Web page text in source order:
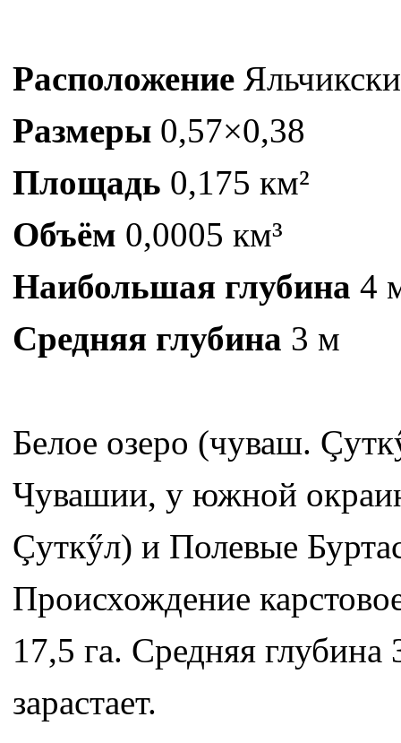
Расположение
Размеры 0,57×0,38
Площадь 0,175 км²
Объём 0,0005 км³
Наибольшая глубина 4
Средняя глубина 3 м
Белое озеро (чуваш.
Чувашии, у южной
Çуткӳл) и Полевые
Происхождение
17,5 га. Средняя
зарастает.